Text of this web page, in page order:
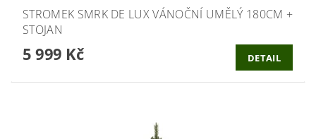
STROMEK SMRK DE LUX VÁNOČNÍ UMĚLÝ 180CM +
STOJAN
5 999 Kč DETAIL